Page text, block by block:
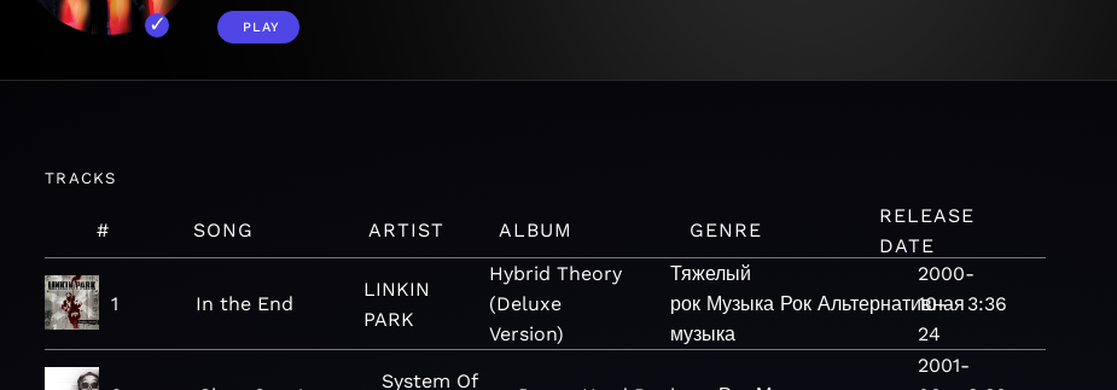
PLAY
TRACKS
# SONG ARTIST ALBUM GENRE
RELEASE
DATE
1 In the End
LINKIN
PARK
Hybrid Theory
(Deluxe
Version)
Тяжелый
рок Музыка Рок Альтернативная
музыка
2000-
10-
24
3:36
System Of
2001-